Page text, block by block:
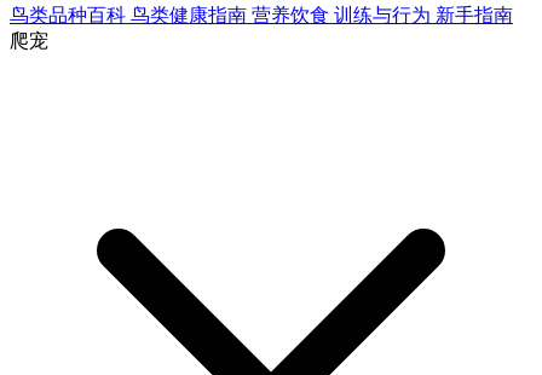
鸟类品种百科 鸟类健康指南 营养饮食 训练与行为 新手指南
爬宠